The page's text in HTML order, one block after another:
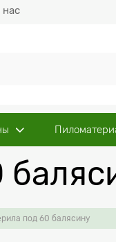
нас
под 60 балясину